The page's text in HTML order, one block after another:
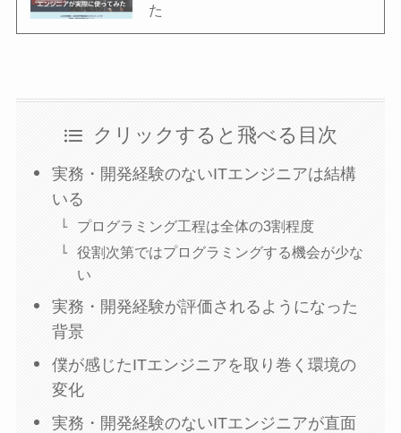
た
クリックすると飛べる目次
実務・開発経験のないITエンジニアは結構
いる
プログラミング工程は全体の3割程度
役割次第ではプログラミングする機会が少な
い
実務・開発経験が評価されるようになった
背景
僕が感じたITエンジニアを取り巻く環境の
変化
実務・開発経験のないITエンジニアが直面